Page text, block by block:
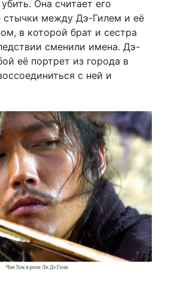
Она считает его
стычки между Дэ-Гилем и её
в которой брат и сестра
сменили имена. Дэ-
её портрет из города в
с ней и